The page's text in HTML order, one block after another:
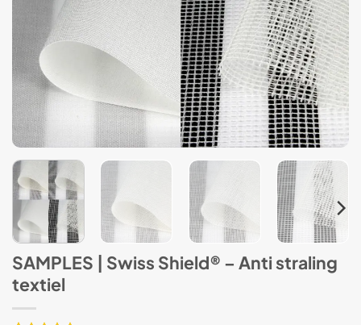
SAMPLES | Swiss Shield® – Anti straling
textiel